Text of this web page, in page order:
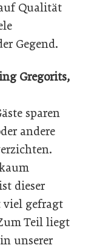
Qualität
Gegend.
Gregorits,
sparen
andere
dieser
viel gefragt
Teil liegt
unserer